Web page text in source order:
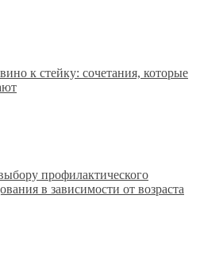
к стейку: сочетания, которые
профилактического
в зависимости от возраста